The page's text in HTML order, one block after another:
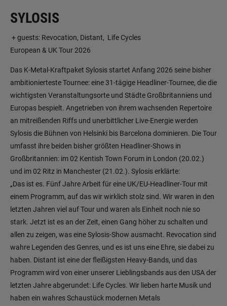
SYLOSIS
+ guests: Revocation, Distant, Life Cycles
European & UK Tour 2026
Das K-Metal-Kraftpaket Sylosis startet Anfang 2026 seine bisher
ambitionierteste Tournee: eine 31-tägige Headliner-Tournee, die die
wichtigsten Veranstaltungsorte und Städte Großbritanniens und
Europas bespielt. Angetrieben von ihrem wachsenden Repertoire
an mitreißenden Riffs und unerbittlicher Live-Energie werden
Sylosis die Bühnen von Helsinki bis Barcelona dominieren. Die Tour
umfasst ihre beiden bisher größten Headliner-Shows in
Großbritannien: im 02 Kentish Town Forum in London (20.02.)
und im 02 Ritz in Manchester (21.02.). Sylosis erklärte:
„Das ist es. Fünf Jahre Arbeit für eine UK/EU-Headliner-Tour mit
einem Programm, auf das wir wirklich stolz sind. Wir waren in den
letzten Jahren viel auf Tour und waren als Einheit noch nie so
stark. Jetzt ist es an der Zeit, einen Gang höher zu schalten und
allen zu zeigen, was eine Sylosis-Show ausmacht. Revocation sind
wahre Legenden des Genres, und es ist uns eine Ehre, sie dabei zu
haben. Distant ist eine der fleißigsten Heavy-Bands, und das
Programm wird von einer unserer Lieblingsbands aus den USA der
letzten Jahre abgerundet: Life Cycles. Wir lieben harte Musik und
haben ein wahres Schaustück modernen Metals